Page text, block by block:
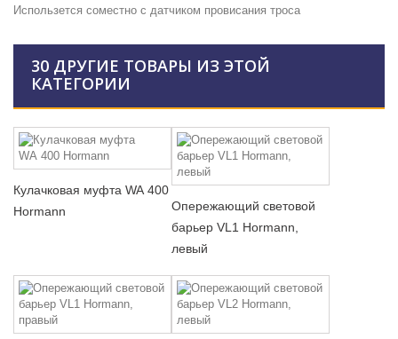
Использется соместно с датчиком провисания троса
30 ДРУГИЕ ТОВАРЫ ИЗ ЭТОЙ
КАТЕГОРИИ
Кулачковая муфта WA 400
Hormann
Опережающий световой
барьер VL1 Hormann,
левый